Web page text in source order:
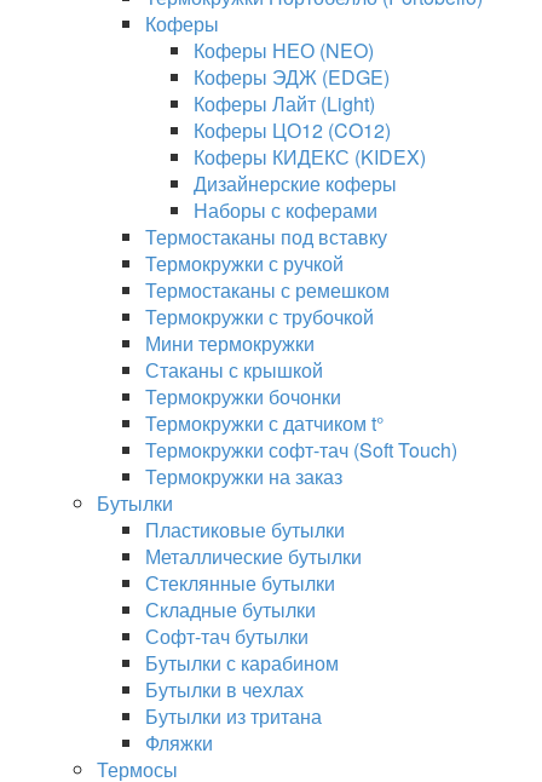
Коферы
Коферы НЕО (NEO)
Коферы ЭДЖ (EDGE)
Коферы Лайт (Light)
Коферы ЦО12 (CO12)
Коферы КИДЕКС (KIDEX)
Дизайнерские коферы
Наборы с коферами
Термостаканы под вставку
Термокружки с ручкой
Термостаканы с ремешком
Термокружки с трубочкой
Мини термокружки
Стаканы с крышкой
Термокружки бочонки
Термокружки с датчиком t°
Термокружки софт-тач (Soft Touch)
Термокружки на заказ
Бутылки
Пластиковые бутылки
Металлические бутылки
Стеклянные бутылки
Складные бутылки
Софт-тач бутылки
Бутылки с карабином
Бутылки в чехлах
Бутылки из тритана
Фляжки
Термосы